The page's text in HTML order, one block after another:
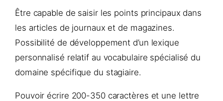
Être capable de saisir les points principaux dans
les articles de journaux et de magazines.
Possibilité de développement d’un lexique
personnalisé relatif au vocabulaire spécialisé du
domaine spécifique du stagiaire.
Pouvoir écrire 200-350 caractères et une lettre